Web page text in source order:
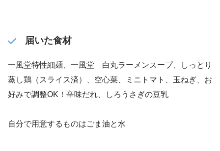
届いた食材
一風堂特性細麺、一風堂 白丸ラーメンスープ、しっとり
蒸し鶏（スライス済）、空心菜、ミニトマト、玉ねぎ、お
好みで調整OK！辛味だれ、しろうさぎの豆乳
自分で用意するものはごま油と水